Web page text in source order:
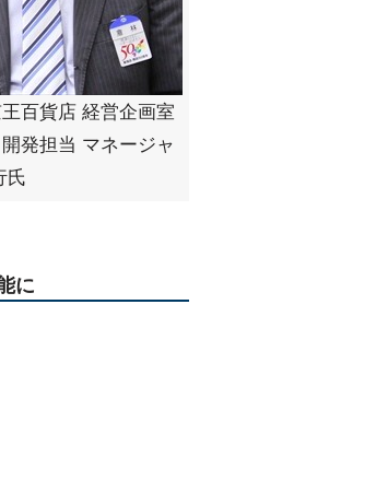
百貨店 経営企画室
発担当 マネージャ
氏
に